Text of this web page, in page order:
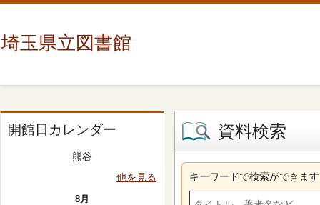
埼玉県立図書館
開館日カレンダー
熊谷
他を見る
8月
資料検索
キーワードで検索ができます